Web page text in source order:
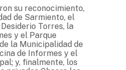
su reconocimiento,
de Sarmiento, el
Torres, la
y el Parque
la Municipalidad de
de Informes y el
y, finalmente, los